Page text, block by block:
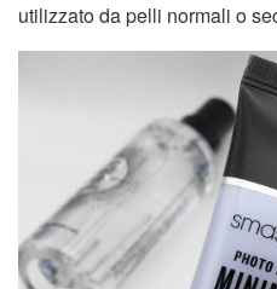
utilizzato da pelli normali o